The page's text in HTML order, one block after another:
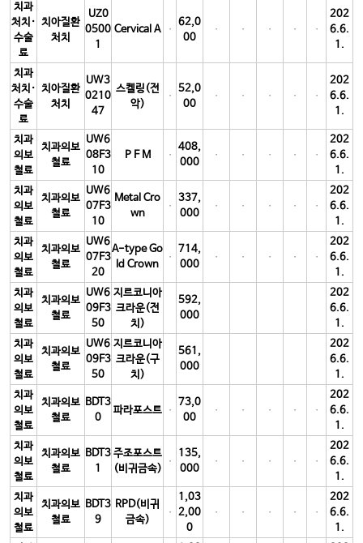
치과
처치·
수술
료
치아질환
처치
UZ0
0500
1
Cervical A
62,0
00
202
6.6.
1.
치과
처치·
수술
료
치아질환
처치
UW3
0210
47
스켈링(전
악)
52,0
00
202
6.6.
1.
치과
의보
철료
치과의보
철료
UW6
08F3
10
P F M
408,
000
202
6.6.
1.
치과
의보
철료
치과의보
철료
UW6
07F3
10
Metal Cro
wn
337,
000
202
6.6.
1.
치과
의보
철료
치과의보
철료
UW6
07F3
20
A-type Go
ld Crown
714,
000
202
6.6.
1.
치과
의보
철료
치과의보
철료
UW6
09F3
50
지르코니아
크라운(전
치)
592,
000
202
6.6.
1.
치과
의보
철료
치과의보
철료
UW6
09F3
50
지르코니아
크라운(구
치)
561,
000
202
6.6.
1.
치과
의보
철료
치과의보
철료
BDT3
0
파라포스트
73,0
00
202
6.6.
1.
치과
의보
철료
치과의보
철료
BDT3
1
주조포스트
(비귀금속)
135,
000
202
6.6.
1.
치과
의보
철료
치과의보
철료
BDT3
9
RPD(비귀
금속)
1,03
2,00
0
202
6.6.
1.